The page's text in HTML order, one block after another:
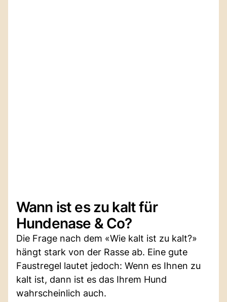
Wann ist es zu kalt für
Hundenase & Co?
Die Frage nach dem «Wie kalt ist zu kalt?»
hängt stark von der Rasse ab. Eine gute
Faustregel lautet jedoch: Wenn es Ihnen zu
kalt ist, dann ist es das Ihrem Hund
wahrscheinlich auch.